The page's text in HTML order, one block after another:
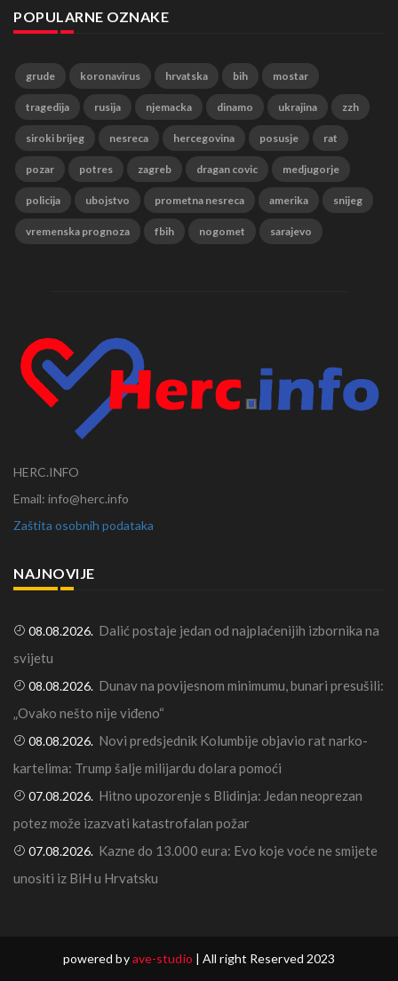
POPULARNE OZNAKE
grude koronavirus hrvatska bih mostar
tragedija rusija njemacka dinamo ukrajina zzh
siroki brijeg nesreca hercegovina posusje rat
pozar potres zagreb dragan covic medjugorje
policija ubojstvo prometna nesreca amerika snijeg
vremenska prognoza fbih nogomet sarajevo
HERC.INFO
Email: info@herc.info
Zaštita osobnih podataka
NAJNOVIJE
08.08.2026. Dalić postaje jedan od najplaćenijih izbornika na
svijetu
08.08.2026. Dunav na povijesnom minimumu, bunari presušili:
„Ovako nešto nije viđeno“
08.08.2026. Novi predsjednik Kolumbije objavio rat narko-
kartelima: Trump šalje milijardu dolara pomoći
07.08.2026. Hitno upozorenje s Blidinja: Jedan neoprezan
potez može izazvati katastrofalan požar
07.08.2026. Kazne do 13.000 eura: Evo koje voće ne smijete
unositi iz BiH u Hrvatsku
powered byave-studio | All right Reserved 2023